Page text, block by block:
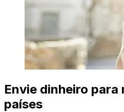
Envie dinheiro para
países